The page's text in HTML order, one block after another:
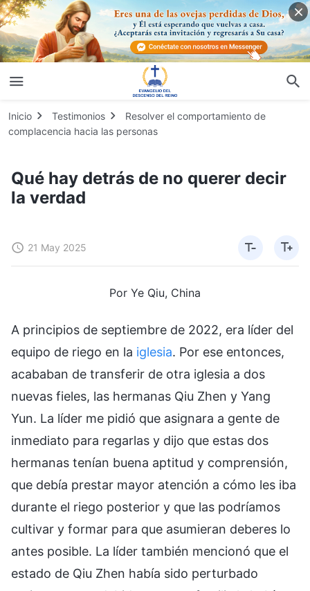
Inicio Testimonios
Resolver el comportamiento de
complacencia hacia las personas
Qué hay detrás de no querer decir
la verdad
21 May 2025
Por Ye Qiu, China
A principios de septiembre de 2022, era líder del
equipo de riego en la iglesia. Por ese entonces,
acababan de transferir de otra iglesia a dos
nuevas fieles, las hermanas Qiu Zhen y Yang
Yun. La líder me pidió que asignara a gente de
inmediato para regarlas y dijo que estas dos
hermanas tenían buena aptitud y comprensión,
que debía prestar mayor atención a cómo les iba
durante el riego posterior y que las podríamos
cultivar y formar para que asumieran deberes lo
antes posible. La líder también mencionó que el
estado de Qiu Zhen había sido perturbado